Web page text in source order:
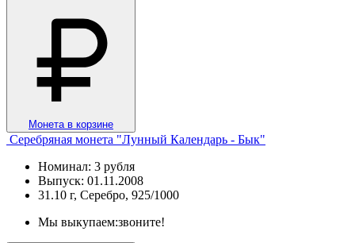
Монета в корзине
Серебряная монета "Лунный Календарь - Бык"
Номинал: 3 рубля
Выпуск: 01.11.2008
31.10 г, Серебро, 925/1000
Мы выкупаем:звоните!